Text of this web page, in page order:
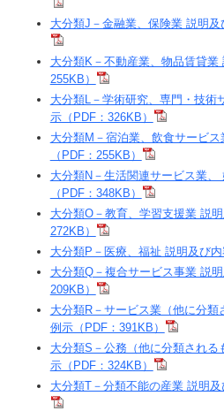
大分類J－金融業、保険業 説明及
大分類K－不動産業、物品賃貸業
255KB）
大分類L－学術研究、専門・技術
示（PDF：326KB）
大分類M－宿泊業、飲食サービ
（PDF：255KB）
大分類N－生活関連サービス業
（PDF：348KB）
大分類O－教育、学習支援業 説
272KB）
大分類P－医療、福祉 説明及び内
大分類Q－複合サービス事業 説
209KB）
大分類R－サービス業（他に分
例示（PDF：391KB）
大分類S－公務（他に分類される
示（PDF：324KB）
大分類T－分類不能の産業 説明及